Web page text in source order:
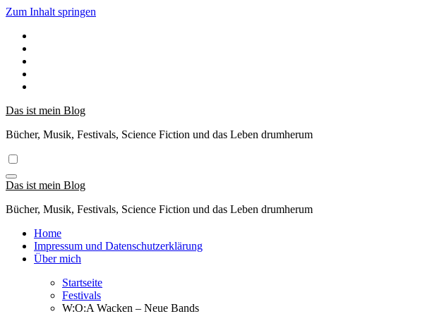
Zum Inhalt springen
Das ist mein Blog
Bücher, Musik, Festivals, Science Fiction und das Leben drumherum
Das ist mein Blog
Bücher, Musik, Festivals, Science Fiction und das Leben drumherum
Home
Impressum und Datenschutzerklärung
Über mich
Startseite
Festivals
W:O:A Wacken – Neue Bands